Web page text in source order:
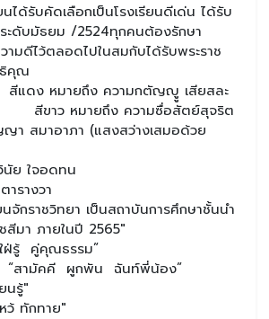
นได้รับคัดเลือกเป็นโรงเรียนดีเด่น ได้รับ
ระดับมัธยม /2524ทุกคนต้องรักษา
ามดีไว้ตลอดไปในสมกับได้รับพระราช
คุณ
แดง หมายถึง ความกตัญญูู เสียสละ
ยถึง ความซื่อสัตย์สุจริต
า สมาอาภา (แสงสว่างเสมอด้วย
นัย ใจอดทน
ารางวา
นจักราชวิทยา เป็นสถาบันการศึกษาชั้นนำ
สีมา ภายในปี 2565"
ฝ่รู้ คู่คุณธรรม”
สามัคคี ผูกพัน ฉันท์พี่น้อง”
นรู้"
ทักทาย"